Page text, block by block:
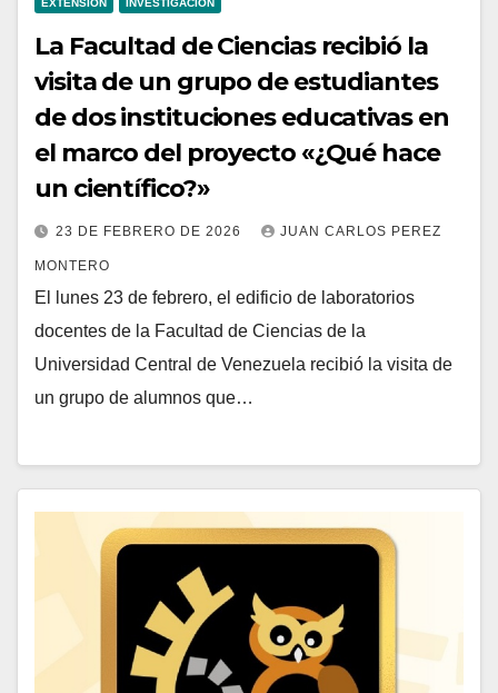
La Facultad de Ciencias recibió la
visita de un grupo de estudiantes
de dos instituciones educativas en
el marco del proyecto «¿Qué hace
un científico?»
23 DE FEBRERO DE 2026 JUAN CARLOS PEREZ
MONTERO
El lunes 23 de febrero, el edificio de laboratorios
docentes de la Facultad de Ciencias de la
Universidad Central de Venezuela recibió la visita de
un grupo de alumnos que…